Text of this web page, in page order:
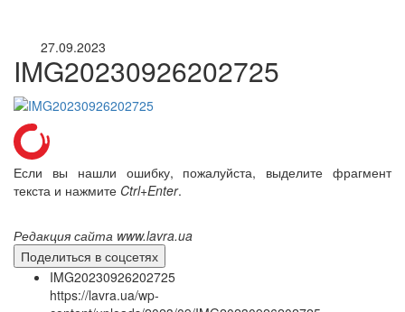
27.09.2023
IMG20230926202725
Если вы нашли ошибку, пожалуйста, выделите фрагмент
текста и нажмите Ctrl+Enter.
Редакция сайта www.lavra.ua
Поделиться в соцсетях
IMG20230926202725
https://lavra.ua/wp-